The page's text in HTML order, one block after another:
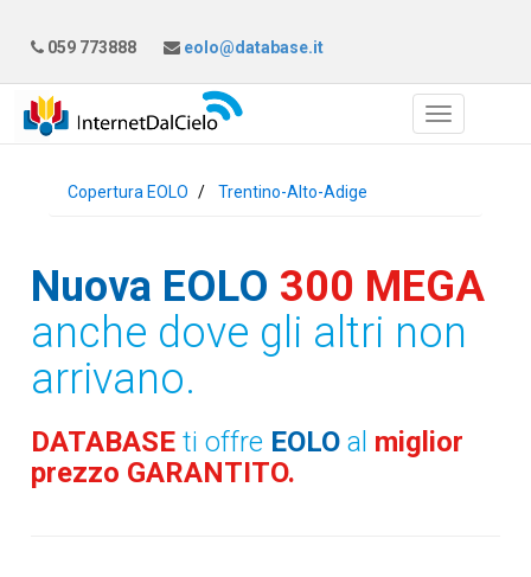
059 773888 eolo@database.it
Copertura EOLO Trentino-Alto-Adige
Nuova EOLO 300 MEGA
anche dove gli altri non
arrivano.
DATABASEti offre EOLO al miglior
prezzo GARANTITO.